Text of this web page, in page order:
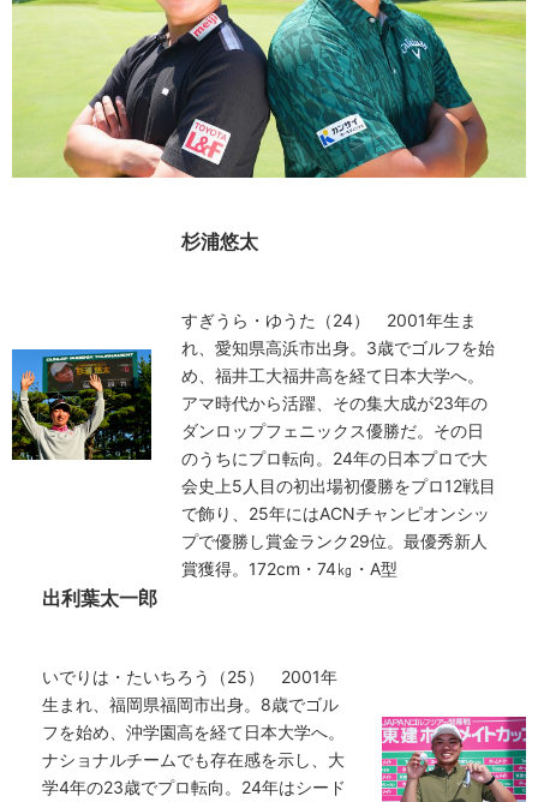
杉浦悠太
すぎうら・ゆうた（24） 2001年生ま
れ、愛知県高浜市出身。3歳でゴルフを始
め、福井工大福井高を経て日本大学へ。
アマ時代から活躍、その集大成が23年の
ダンロップフェニックス優勝だ。その日
のうちにプロ転向。24年の日本プロで大
会史上5人目の初出場初優勝をプロ12戦目
で飾り、25年にはACNチャンピオンシッ
プで優勝し賞金ランク29位。最優秀新人
賞獲得。172cm・74㎏・A型
出利葉太一郎
いでりは・たいちろう（25） 2001年
生まれ、福岡県福岡市出身。8歳でゴル
フを始め、沖学園高を経て日本大学へ。
ナショナルチームでも存在感を示し、大
学4年の23歳でプロ転向。24年はシード